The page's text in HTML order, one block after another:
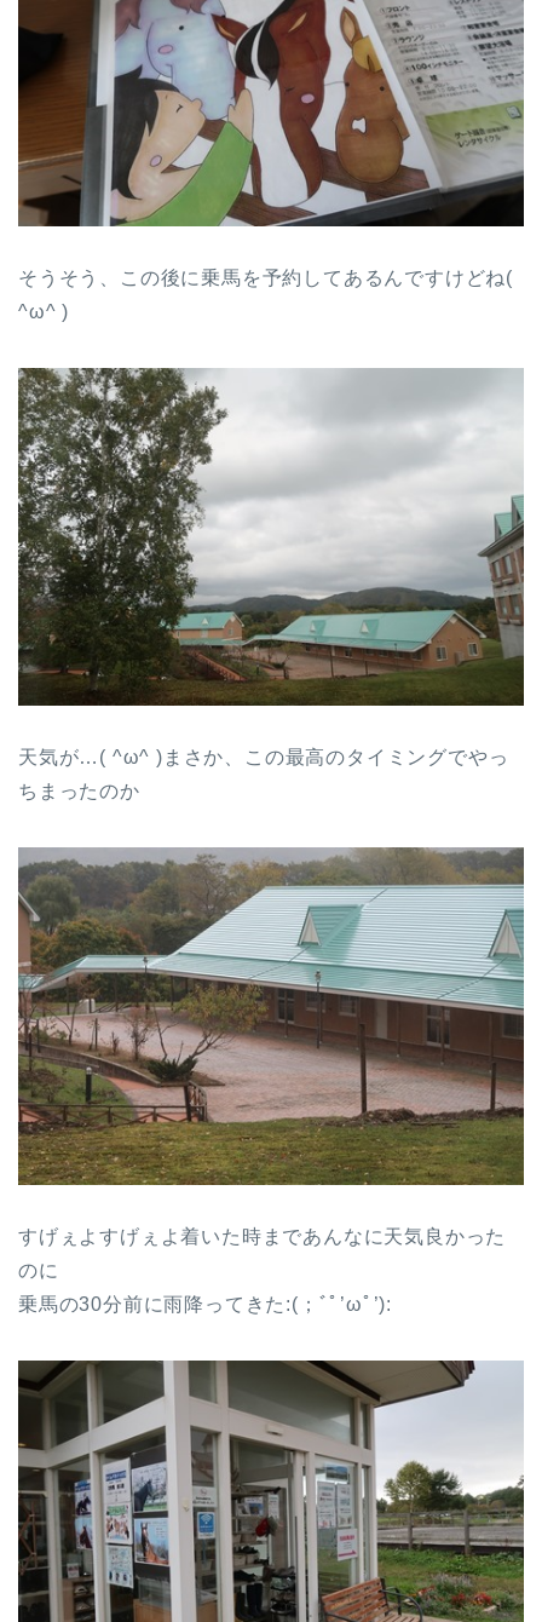
そうそう、この後に乗馬を予約してあるんですけどね(
^ω^ )
天気が…( ^ω^ )まさか、この最高のタイミングでやっ
ちまったのか
すげぇよすげぇよ着いた時まであんなに天気良かった
のに
乗馬の30分前に雨降ってきた:(；ﾞﾟ’ωﾟ’):